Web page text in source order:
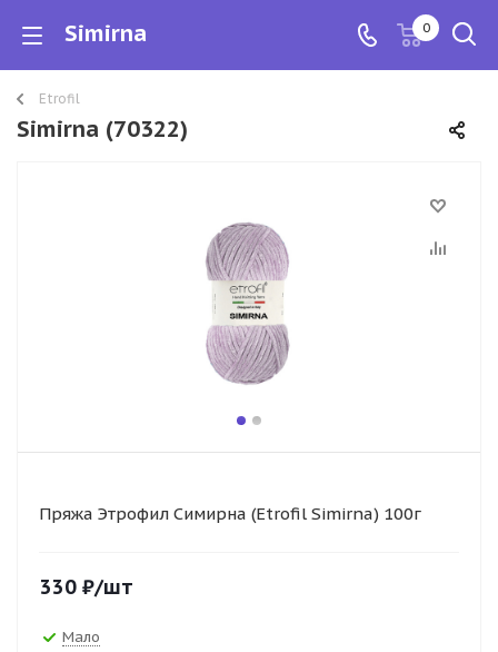
Simirna 0
Etrofil
Simirna (70322)
Пряжа Этрофил Симирна (Etrofil Simirna) 100г
330 ₽/шт
Мало